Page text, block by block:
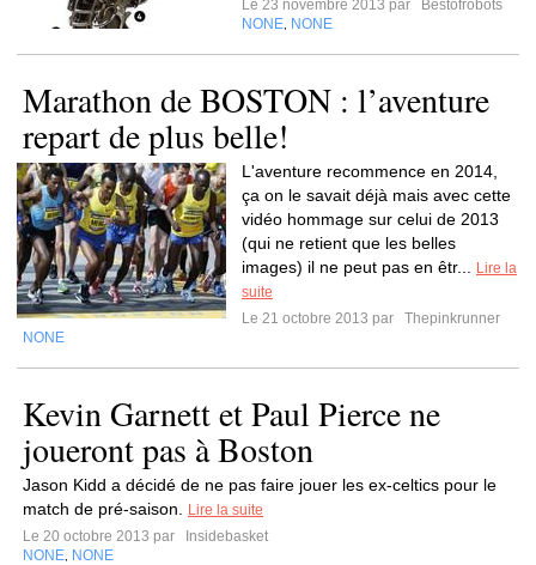
Le 23 novembre 2013 par
Bestofrobots
NONE NONE
Marathon de BOSTON : l’aventure
repart de plus belle!
L'aventure recommence en 2014,
ça on le savait déjà mais avec cette
vidéo hommage sur celui de 2013
(qui ne retient que les belles
images) il ne peut pas en êtr...
Lire la
suite
Le 21 octobre 2013 par
Thepinkrunner
NONE
Kevin Garnett et Paul Pierce ne
joueront pas à Boston
Jason Kidd a décidé de ne pas faire jouer les ex-celtics pour le
match de pré-saison.
Lire la suite
Le 20 octobre 2013 par
Insidebasket
NONE NONE